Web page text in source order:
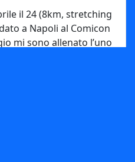
il 24 (8km, stretching
a Napoli al Comicon
mi sono allenato l’uno